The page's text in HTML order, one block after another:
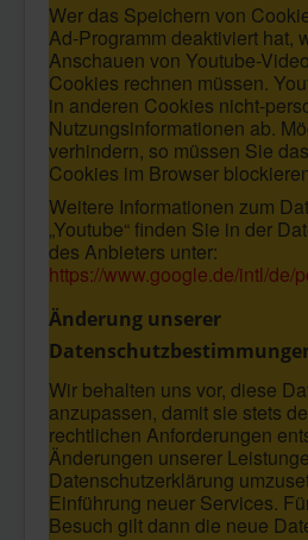
Wer das Speichern von
Ad-Programm deaktiviert hat,
Anschauen von Youtube-
Cookies rechnen müssen.
in anderen Cookies nicht-
Nutzungsinformationen ab.
verhindern, so müssen Sie
Cookies im Browser
Weitere Informationen zum
„Youtube“ finden Sie in der
des Anbieters unter:
https://www.google.de/intl/de/
Änderung unserer
Wir behalten uns vor, diese
anzupassen, damit sie stets
rechtlichen Anforderungen
Änderungen unserer
Datenschutzerklärung
Einführung neuer Services.
Besuch gilt dann die neue